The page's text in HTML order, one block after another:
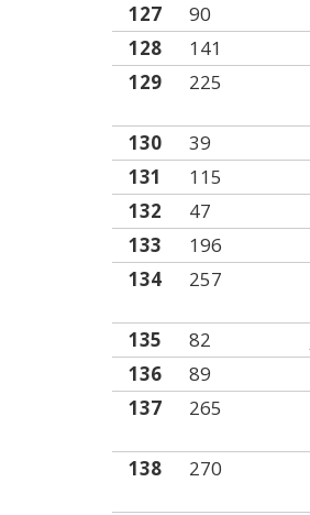
127
90
128
141
129
225
130 39
131
115
132
47
133
196
134
257
135 82
136
89
137
265
138 270